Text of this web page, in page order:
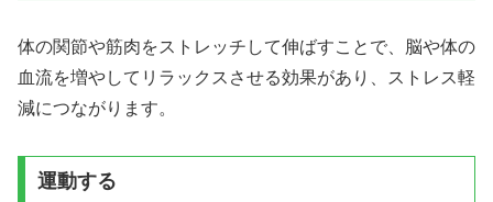
体の関節や筋肉をストレッチして伸ばすことで、脳や体の
血流を増やしてリラックスさせる効果があり、ストレス軽
減につながります。
運動する